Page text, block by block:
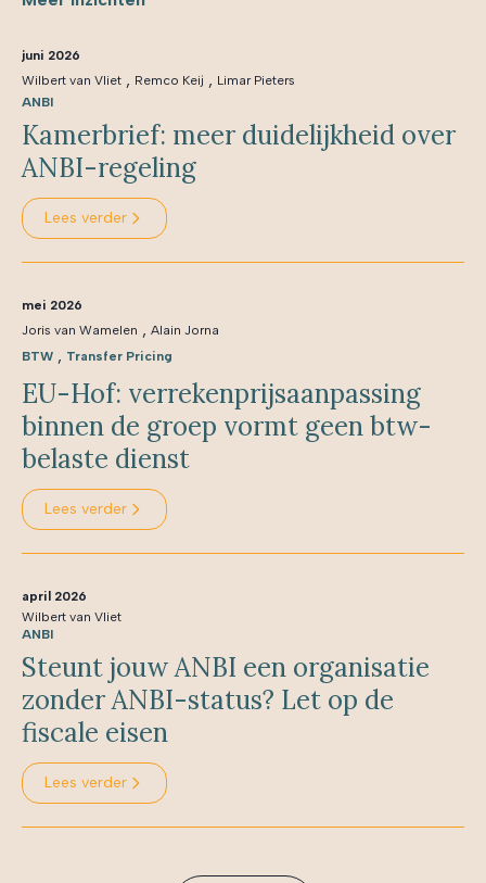
juni 2026
Wilbert van Vliet , Remco Keij , Limar Pieters
ANBI
Kamerbrief: meer duidelijkheid over
ANBI-regeling
Lees verder
mei 2026
Joris van Wamelen , Alain Jorna
BTW , Transfer Pricing
EU-Hof: verrekenprijsaanpassing
binnen de groep vormt geen btw-
belaste dienst
Lees verder
april 2026
Wilbert van Vliet
ANBI
Steunt jouw ANBI een organisatie
zonder ANBI-status? Let op de
fiscale eisen
Lees verder